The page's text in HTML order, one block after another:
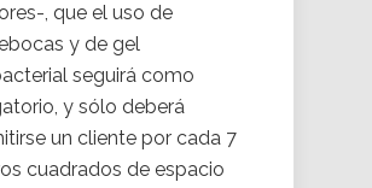
, que el uso de
y de gel
seguirá como
y sólo deberá
un cliente por cada 7
cuadrados de espacio